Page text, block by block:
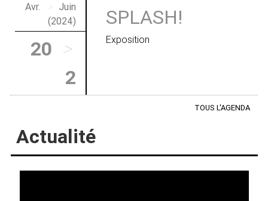
Avr. >
Juin
(2024)
20 >
2
SPLASH!
Exposition
TOUS L'AGENDA
Actualité